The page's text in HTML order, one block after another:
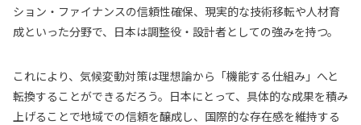
ション・ファイナンスの信頼性確保、現実的な技術移転や人材育
成といった分野で、日本は調整役・設計者としての強みを持つ。
これにより、気候変動対策は理想論から「機能する仕組み」へと
転換することができるだろう。日本にとって、具体的な成果を積み
上げることで地域での信頼を醸成し、国際的な存在感を維持する